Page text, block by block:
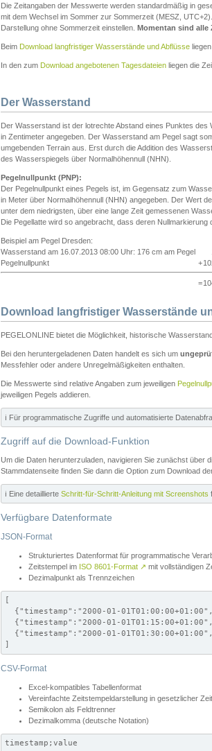
Die Zeitangaben der Messwerte werden standardmäßig in
mit dem Wechsel im Sommer zur Sommerzeit (MESZ,
Darstellung ohne Sommerzeit einstellen. Momentan sind alle
Beim Download langfristiger Wasserstände und Abflüsse
In den zum Download angebotenen Tagesdateien liegen die
Der Wasserstand
Der Wasserstand ist der lotrechte Abstand eines Punktes des
in Zentimeter angegeben. Der Wasserstand am Pegel sagt
umgebenden Terrain aus. Erst durch die Addition des
des Wasserspiegels über Normalhöhennull (NHN).
Pegelnullpunkt (PNP):
Der Pegelnullpunkt eines Pegels ist, im Gegensatz zum
in Meter über Normalhöhennull (NHN) angegeben. Der Wert
unter dem niedrigsten, über eine lange Zeit gemessenen
Die Pegellatte wird so angebracht, dass deren Nullmarkierung
Beispiel am Pegel Dresden:
Wasserstand am 16.07.2013 08:00 Uhr: 176 cm am Pegel
Pegelnullpunkt
+
=
Download langfristiger Wasserstände
PEGELONLINE bietet die Möglichkeit, historische
Bei den heruntergeladenen Daten handelt es sich um
Messfehler oder andere Unregelmäßigkeiten enthalten.
Die Messwerte sind relative Angaben zum jeweiligen
jeweiligen Pegels addieren.
ℹ️ Für programmatische Zugriffe und automatisierte
Zugriff auf die Download-Funktion
Um die Daten herunterzuladen, navigieren Sie zunächst über
Stammdatenseite finden Sie dann die Option zum Download
ℹ️ Eine detaillierte Schritt-für-Schritt-Anleitung mit Screenshots
Verfügbare Datenformate
JSON-Format
Strukturiertes Datenformat für programmatische
Zeitstempel im ISO 8601-Format ↗ mit vollständigen
Dezimalpunkt als Trennzeichen
[
{"timestamp":"2000-01-
{"timestamp":"2000-01-
{"timestamp":"2000-01-
]
CSV-Format
Excel-kompatibles Tabellenformat
Vereinfachte Zeitstempeldarstellung in gesetzlicher
Semikolon als Feldtrenner
Dezimalkomma (deutsche Notation)
timestamp;value